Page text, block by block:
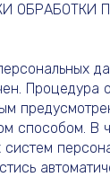
ОБРАБОТКИ
Процедура
способом. В